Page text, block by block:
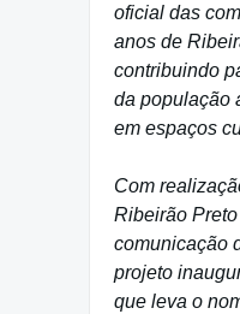
oficial das
anos de
contribuindo
da população
em espaços
Com
Ribeirão
comunicação
projeto
que leva o